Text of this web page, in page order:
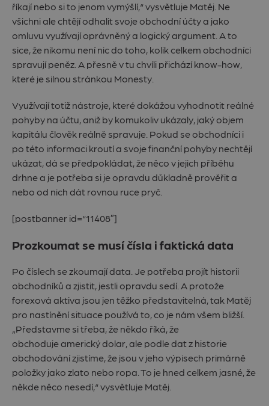
říkají nebo si to jenom vymýšlí,“ vysvětluje Matěj. Ne
všichni ale chtějí odhalit svoje obchodní účty a jako
omluvu využívají oprávněný a logický argument. A to
sice, že nikomu není nic do toho, kolik celkem obchodníci
spravují peněz. A přesně v tu chvíli přichází know-how,
které je silnou stránkou Monesty.
Využívají totiž nástroje, které dokážou vyhodnotit reálné
pohyby na účtu, aniž by komukoliv ukázaly, jaký objem
kapitálu člověk reálně spravuje. Pokud se obchodníci i
po této informaci kroutí a svoje finanční pohyby nechtějí
ukázat, dá se předpokládat, že něco v jejich příběhu
drhne a je potřeba si je opravdu důkladně prověřit a
nebo od nich dát rovnou ruce pryč.
[postbanner id=“11408″]
Prozkoumat se musí čísla i faktická data
Po číslech se zkoumají data. Je potřeba projít historii
obchodníků a zjistit, jestli opravdu sedí. A protože
forexová aktiva jsou jen těžko představitelná, tak Matěj
pro nastínění situace používá to, co je nám všem bližší.
„Představme si třeba, že někdo říká, že
obchoduje americký dolar, ale podle dat z historie
obchodování zjistíme, že jsou v jeho výpisech primárně
položky jako zlato nebo ropa. To je hned celkem jasné, že
někde něco nesedí,“ vysvětluje Matěj.